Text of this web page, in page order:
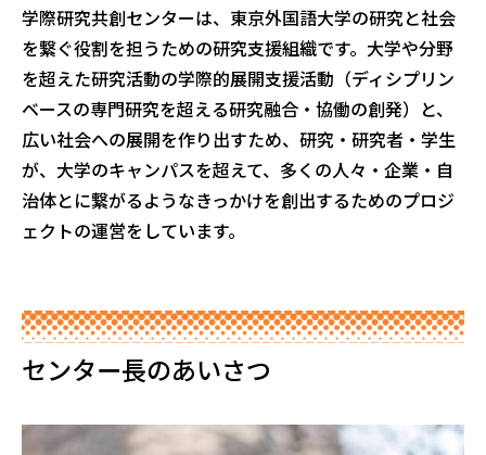
学際研究共創センターは、東京外国語大学の研究と社会
を繋ぐ役割を担うための研究支援組織です。大学や分野
を超えた研究活動の学際的展開支援活動（ディシプリン
ベースの専門研究を超える研究融合・協働の創発）と、
広い社会への展開を作り出すため、研究・研究者・学生
が、大学のキャンパスを超えて、多くの人々・企業・自
治体とに繋がるようなきっかけを創出するためのプロジ
ェクトの運営をしています。
センター⻑のあいさつ